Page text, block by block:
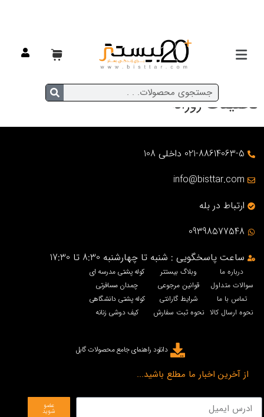
تخفیفات روزانه
021-88614063-5 داخلی 108
info@bisttar.com
ارتباط در بله
09398577548
ساعت پاسخگویی : شنبه تا چهارشنبه 8:30 تا 17:30
درباره ما
سوالات متداول
تماس با ما
نحوه ارسال کالا
وبلاگ بیستتر
قوانین مرجوعی
شرایط گارانتی
نحوه ثبت سفارش
کوله پشتی مدرسه ای
چمدان مسافرتی
کوله پشتی دانشگاهی
کیف دوشی زنانه
دانلود راهنمای جامع محصولات گابل
از آخرین اخبار ما مطلع باشید...
عضو
شوید